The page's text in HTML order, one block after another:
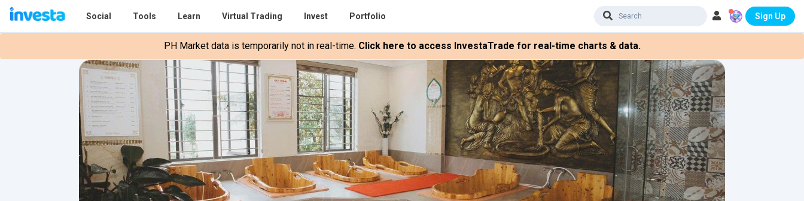
Social Tools Learn Virtual Trading Invest Portfolio Sign Up
PH Market data is temporarily not in real-time. Click here to access InvestaTrade for real-time charts & data.